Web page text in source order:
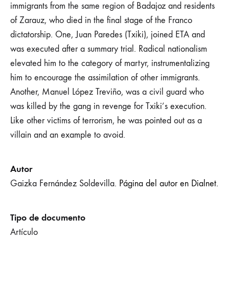
immigrants from the same region of Badajoz and residents
of Zarauz, who died in the final stage of the Franco
dictatorship. One, Juan Paredes (Txiki), joined ETA and
was executed after a summary trial. Radical nationalism
elevated him to the category of martyr, instrumentalizing
him to encourage the assimilation of other immigrants.
Another, Manuel López Treviño, was a civil guard who
was killed by the gang in revenge for Txiki’s execution.
Like other victims of terrorism, he was pointed out as a
villain and an example to avoid.
Autor
Gaizka Fernández Soldevilla. Página del autor en Dialnet.
Tipo de documento
Artículo